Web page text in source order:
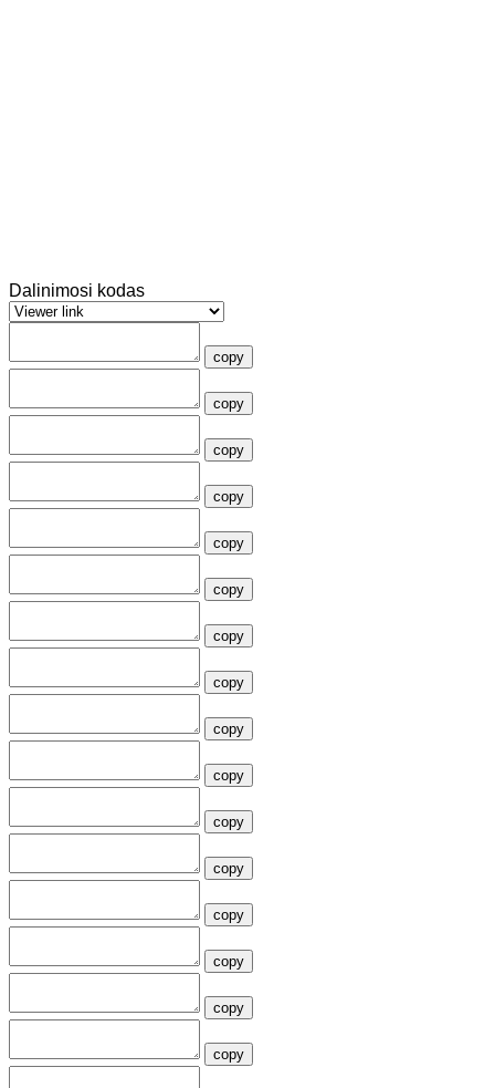
Dalinimosi kodas
copy
copy
copy
copy
copy
copy
copy
copy
copy
copy
copy
copy
copy
copy
copy
copy